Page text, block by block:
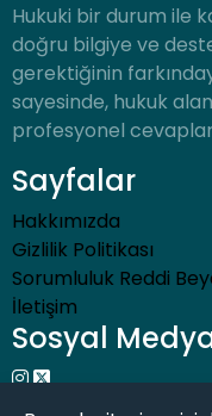
Hukuki bir durum ile
doğru bilgiye ve
gerektiğinin
sayesinde, hukuk
profesyonel
Sayfalar
Hakkımızda
Gizlilik Politikası
Sorumluluk Reddi
İletişim
Sosyal